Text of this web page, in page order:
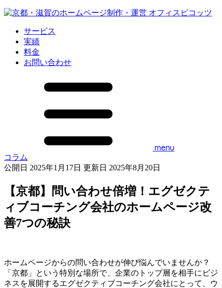
サービス
実績
料金
お問い合わせ
menu
コラム
公開日 2025年1月17日 更新日 2025年8月20日
【京都】問い合わせ倍増！エグゼクテ
ィブコーチング会社のホームページ改
善7つの秘訣
ホームページからの問い合わせが伸び悩んでいませんか？
「京都」という特別な場所で、企業のトップ層を相手にビジ
ネスを展開するエグゼクティブコーチング会社にとって、ウ